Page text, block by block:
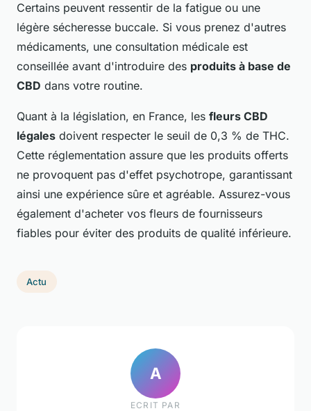
Certains peuvent ressentir de la fatigue ou une
légère sécheresse buccale. Si vous prenez d'autres
médicaments, une consultation médicale est
conseillée avant d'introduire des produits à base de
CBD dans votre routine.
Quant à la législation, en France, les fleurs CBD
légales doivent respecter le seuil de 0,3 % de THC.
Cette réglementation assure que les produits offerts
ne provoquent pas d'effet psychotrope, garantissant
ainsi une expérience sûre et agréable. Assurez-vous
également d'acheter vos fleurs de fournisseurs
fiables pour éviter des produits de qualité inférieure.
Actu
A
ECRIT PAR